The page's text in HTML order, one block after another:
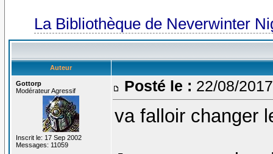
La Bibliothèque de Neverwinter
Auteur
Gottorp
Modérateur Agressif
Inscrit le: 17 Sep 2002
Messages: 11059
Posté le : 22/08/
va falloir changer